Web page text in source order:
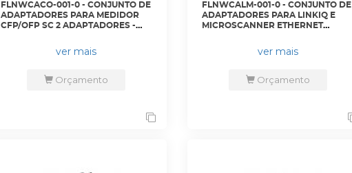
FLNWCACO-001-0 - CONJUNTO DE
ADAPTADORES PARA MEDIDOR
CFP/OFP SC 2 ADAPTADORES -
ver mais
Orçamento
FLNWCALM-001-0 - CONJUNTO DE
ADAPTADORES PARA LINKIQ E
MICROSCANNER ETHERNET
ver mais
Orçamento